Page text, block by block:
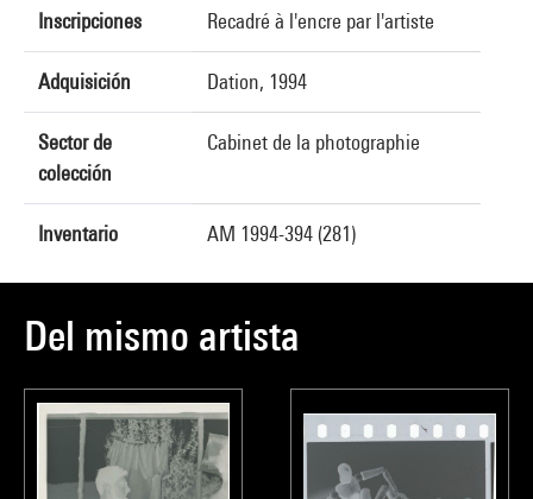
Inscripciones Recadré à l'encre par l'artiste
Adquisición Dation, 1994
Sector de
colección
Cabinet de la photographie
Inventario AM 1994-394 (281)
Del mismo artista